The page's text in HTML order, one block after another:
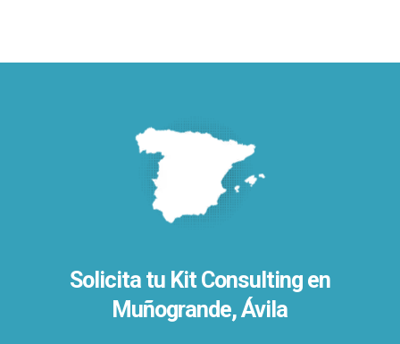
Solicita tu Kit Consulting en
Muñogrande, Ávila